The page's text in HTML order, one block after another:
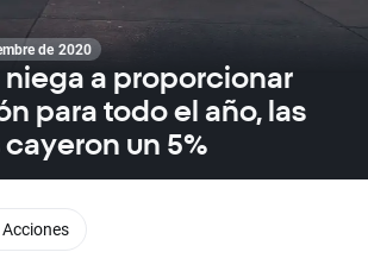
de 2020
niega a proporcionar
para todo el año, las
un 5%